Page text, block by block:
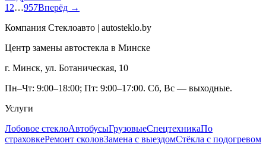
1 2…957Вперёд →
Компания Стеклоавто | autosteklo.by
Центр замены автостекла в Минске
г. Минск, ул. Ботаническая, 10
Пн–Чт: 9:00–18:00; Пт: 9:00–17:00. Сб, Вс — выходные.
Услуги
Лобовое стеклоАвтобусыГрузовыеСпецтехникаПо
страховкеРемонт сколовЗамена с выездомСтёкла с подогревом